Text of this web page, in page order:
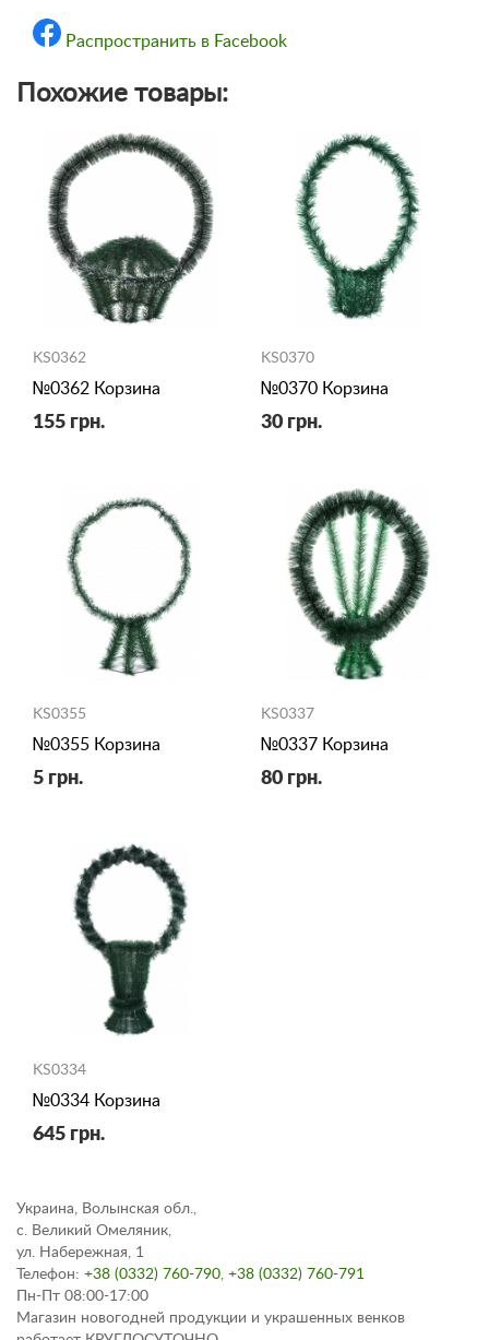
Распространить в Facebook
Похожие товары:
KS0362
№0362 Корзина
155 грн.
KS0370
№0370 Корзина
30 грн.
KS0355
№0355 Корзина
5 грн.
KS0337
№0337 Корзина
80 грн.
KS0334
№0334 Корзина
645 грн.
Украина, Волынская обл.,
с. Великий Омеляник,
ул. Набережная, 1
Телефон: +38 (0332) 760-790, +38 (0332) 760-791
Пн-Пт 08:00-17:00
Магазин новогодней продукции и украшенных венков